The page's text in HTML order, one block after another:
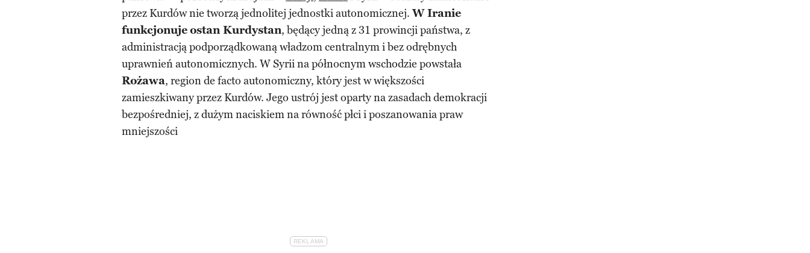
przez Kurdów nie tworzą jednolitej jednostki autonomicznej.W Iranie
funkcjonujeostan Kurdystan, będący jedną z 31 prowincji państwa, z
administracją podporządkowaną władzom centralnym i bez odrębnych
uprawnień autonomicznych. W Syrii na północnym wschodzie powstała
Rożawa, region de facto autonomiczny, który jest w większości
zamieszkiwany przez Kurdów. Jego ustrój jest oparty na zasadach demokracji
bezpośredniej, z dużym naciskiem na równość płci i poszanowania praw
mniejszości